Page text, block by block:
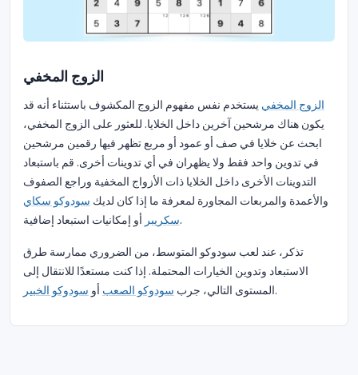
الزوج المخفي
الزوج المخفي يستخدم نفس مفهوم الزوج المكشوف باستثناء أنه قد
يكون هناك مرشحين آخرين داخل الخلايا. للعثور على الزوج المخفي،
ابحث عن خلايا في صف أو عمود أو مربع تظهر فيها رقمين مرشحين
في تدوين واحد فقط ولا يظهران في أي تدوينات أخرى. قم باستبعاد
التدوينات الأخرى داخل الخلايا ذات الأزواج المخفية وراجع الصفوف
والأعمدة والمربعات المجاورة لمعرفة ما إذا كان لديك سودوكو سكاي
سكريبرأو إمكانيات استبعاد إضافية.
تذكر، عند لعب سودوكو المتوسط، من الضروري ممارسة طرق
الاستبعاد وتدوين الخيارات المحتملة. إذا كنت مستعدًا للانتقال إلى
المستوى التالي، جرب سودوكو الصعب أو سودوكو الخبير .